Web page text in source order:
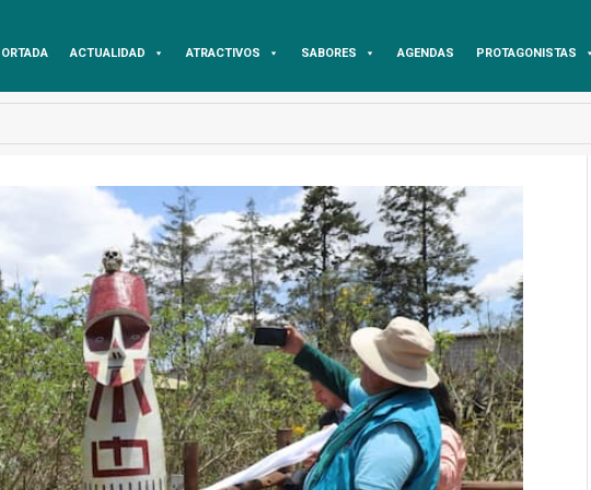
ACTUALIDAD ATRACTIVOS SABORES AGENDAS PROTAGONISTAS